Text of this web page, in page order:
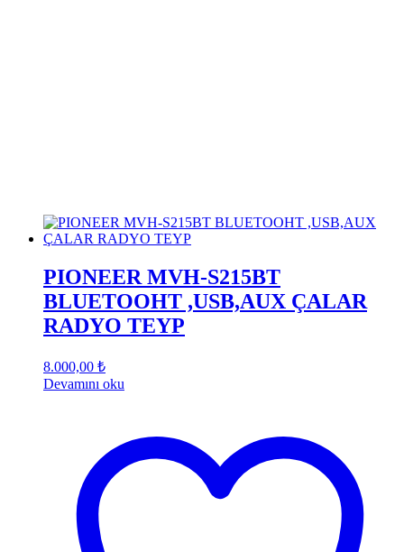
PIONEER MVH-S215BT
BLUETOOHT ,USB,AUX ÇALAR
RADYO TEYP
8.000,00 ₺
Devamını oku